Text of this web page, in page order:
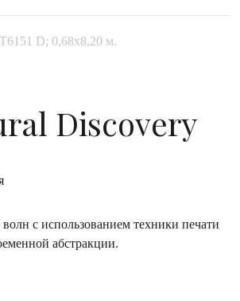
D; 0,68х8,20 м.
Discovery
с использованием техники печати
абстракции.